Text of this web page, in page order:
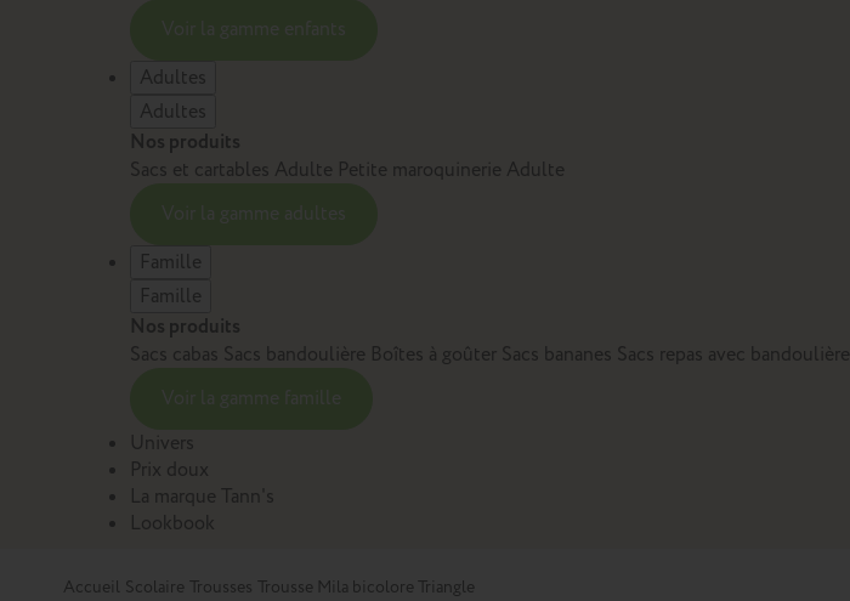
Adultes
Adultes
Nos produits
Sacs et cartables Adulte Petite maroquinerie Adulte
Famille
Famille
Nos produits
Sacs cabas Sacs bandoulière Boîtes à goûter Sacs bananes Sacs repas avec bandoulière
Univers
Prix doux
La marque Tann's
Lookbook
Accueil Scolaire Trousses Trousse Mila bicolore Triangle